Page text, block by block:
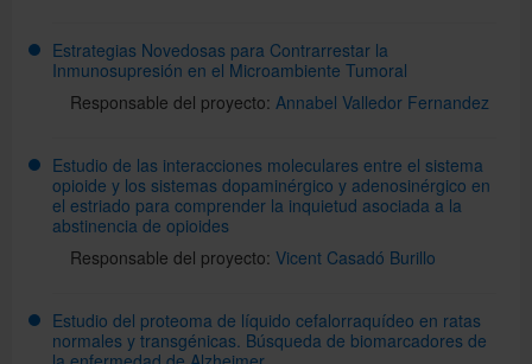
Estrategias Novedosas para Contrarrestar la
Inmunosupresión en el Microambiente Tumoral
Responsable del proyecto: Annabel Valledor Fernandez
Estudio de las interacciones moleculares entre el sistema
opioide y los sistemas dopaminérgico y adenosinérgico en
el estriado para comprender la inquietud asociada a la
abstinencia de opioides
Responsable del proyecto: Vicent Casadó Burillo
Estudio del proteoma de líquido cefalorraquídeo en ratas
normales y transgénicas. Búsqueda de biomarcadores de